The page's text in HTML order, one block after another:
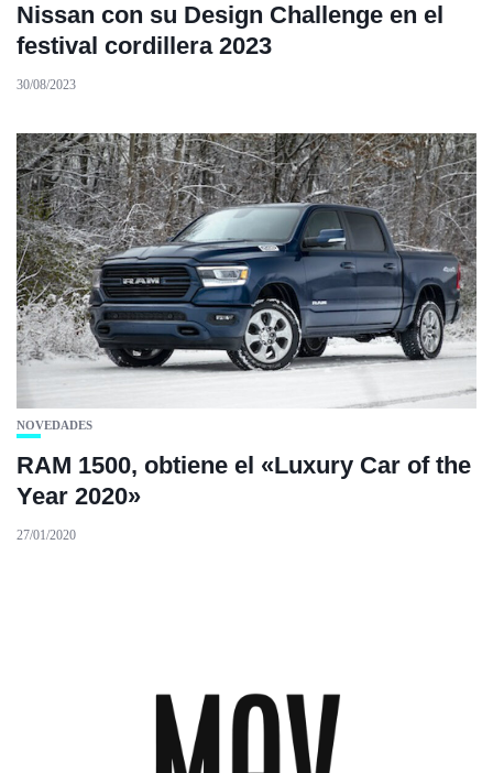
Nissan con su Design Challenge en el
festival cordillera 2023
30/08/2023
NOVEDADES
RAM 1500, obtiene el «Luxury Car of the
Year 2020»
27/01/2020